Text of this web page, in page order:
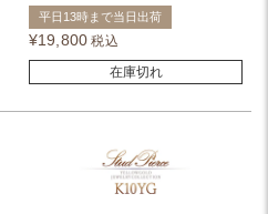
平日13時まで当日出荷
¥19,800 税込
在庫切れ